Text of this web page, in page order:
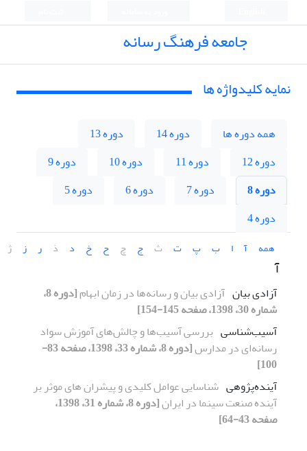
جامعه فرهنگ رسانه
نمایه کلیدواژه ها
همه دوره ها دوره 14
دوره 13
دوره 12
دوره 11 دوره 10
دوره 9
دوره 8
دوره 7 دوره 6
دوره 5
دوره 4
همه آ ا ب پ ت ث ج چ ح خ د ذ ر ز ژ
آ
آزادی بیان آزادی بیان و رسانه‌ها در زمان ابهام
[دوره 8،
شماره 30، 1398، صفحه 145-154]
آسیب‌شناسی بررسی آسیب‌ها و چالش‌های آموزش سواد
رسانه‌ای در مدارس
[دوره 8، شماره 33، 1398، صفحه 83-
100]
آینده‌پژوهی شناسایی عوامل کلیدی و پیشران های موثر بر
آینده صنعت سینما در ایران
[دوره 8، شماره 31، 1398،
صفحه 43-64]